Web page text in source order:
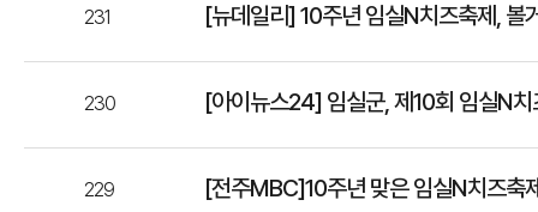
231 [뉴데일리] 10주년 임실N치즈축제, 볼
230 [아이뉴스24] 임실군, 제10회 임실N
229 [전주MBC]10주년 맞은 임실N치즈축